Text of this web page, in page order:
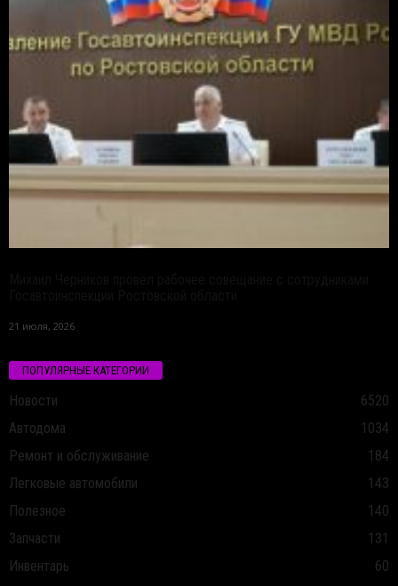
21 июля, 2026
ПОПУЛЯРНЫЕ КАТЕГОРИИ
Новости
6520
Автодома
1034
Ремонт и обслуживание
184
Легковые автомобили
143
Полезное
140
Запчасти
131
Инвентарь
60